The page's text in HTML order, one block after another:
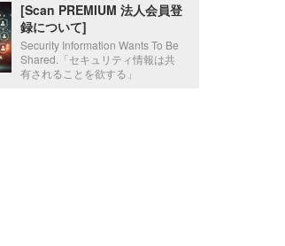
[Scan PREMIUM 法人会員登
録について]
Security Information Wants To Be
Shared.「セキュリティ情報は共
有されることを欲する」